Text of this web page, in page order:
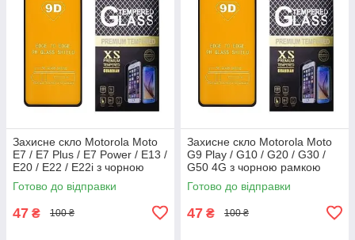
Захисне скло Motorola Moto
E7 / E7 Plus / E7 Power / E13 /
E20 / E22 / E22i з чорною
рамкою
Готово до відправки
47 ₴ 100 ₴
Захисне скло Motorola Moto
G9 Play / G10 / G20 / G30 /
G50 4G з чорною рамкою
Готово до відправки
47 ₴ 100 ₴